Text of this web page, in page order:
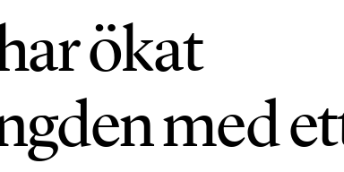
& jordbruk
ökat
med